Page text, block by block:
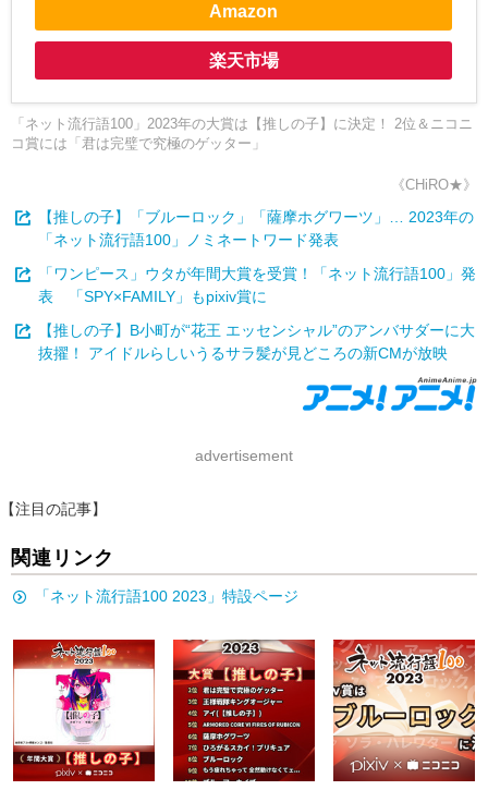
Amazon
楽天市場
「ネット流行語100」2023年の大賞は【推しの子】に決定！ 2位＆ニコニ
コ賞には「君は完璧で究極のゲッター」
《CHiRO★》
【推しの子】「ブルーロック」「薩摩ホグワーツ」… 2023年の
「ネット流行語100」ノミネートワード発表
「ワンピース」ウタが年間大賞を受賞！「ネット流行語100」発
表 「SPY×FAMILY」もpixiv賞に
【推しの子】B小町が“花王 エッセンシャル”のアンバサダーに大
抜擢！ アイドルらしいうるサラ髪が見どころの新CMが放映
advertisement
【注目の記事】
関連リンク
「ネット流行語100 2023」特設ページ